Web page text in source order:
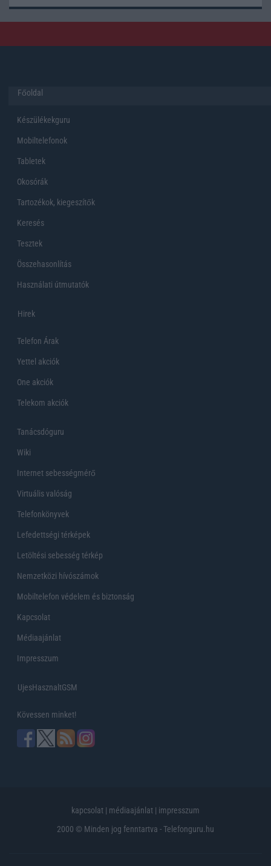
Főoldal
Készülékekguru
Mobiltelefonok
Tabletek
Okosórák
Tartozékok, kiegeszítők
Keresés
Tesztek
Összehasonlítás
Használati útmutatók
Hirek
Telefon Árak
Yettel akciók
One akciók
Telekom akciók
Tanácsdóguru
Wiki
Internet sebességmérő
Virtuális valóság
Telefonkönyvek
Lefedettségi térképek
Letöltési sebesség térkép
Nemzetközi hívószámok
Mobiltelefon védelem és biztonság
Kapcsolat
Médiaajánlat
Impresszum
UjesHasznaltGSM
Kövessen minket!
kapcsolat | médiaajánlat | impresszum
2000 © Minden jog fenntartva - Telefonguru.hu